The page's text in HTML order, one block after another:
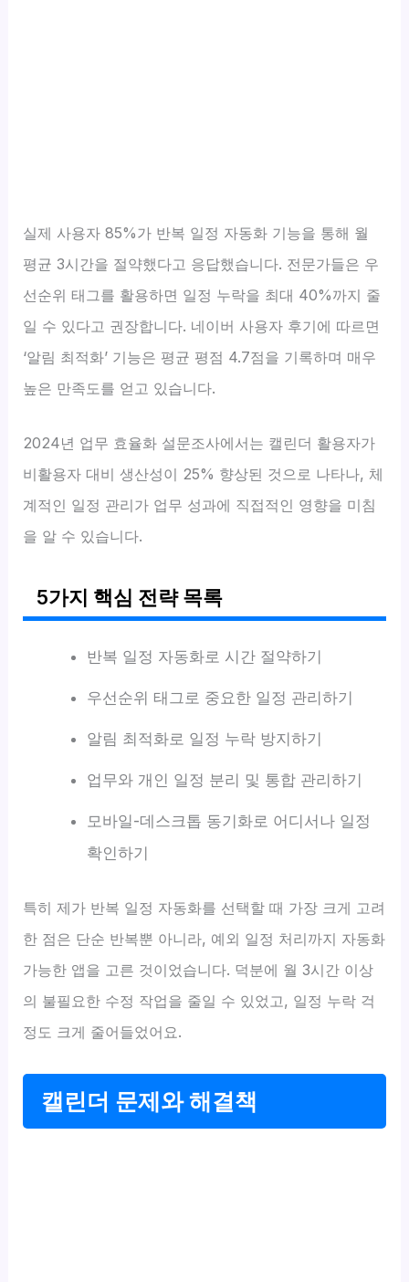
실제 사용자 85%가 반복 일정 자동화 기능을 통해 월
평균 3시간을 절약했다고 응답했습니다. 전문가들은 우
선순위 태그를 활용하면 일정 누락을 최대 40%까지 줄
일 수 있다고 권장합니다. 네이버 사용자 후기에 따르면
‘알림 최적화’ 기능은 평균 평점 4.7점을 기록하며 매우
높은 만족도를 얻고 있습니다.
2024년 업무 효율화 설문조사에서는 캘린더 활용자가
비활용자 대비 생산성이 25% 향상된 것으로 나타나, 체
계적인 일정 관리가 업무 성과에 직접적인 영향을 미침
을 알 수 있습니다.
5가지 핵심 전략 목록
반복 일정 자동화로 시간 절약하기
우선순위 태그로 중요한 일정 관리하기
알림 최적화로 일정 누락 방지하기
업무와 개인 일정 분리 및 통합 관리하기
모바일-데스크톱 동기화로 어디서나 일정
확인하기
특히 제가 반복 일정 자동화를 선택할 때 가장 크게 고려
한 점은 단순 반복뿐 아니라, 예외 일정 처리까지 자동화
가능한 앱을 고른 것이었습니다. 덕분에 월 3시간 이상
의 불필요한 수정 작업을 줄일 수 있었고, 일정 누락 걱
정도 크게 줄어들었어요.
캘린더 문제와 해결책